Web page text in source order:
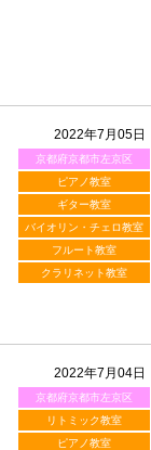
2022年7月05日
京都府京都市左京区
ピアノ教室
ギター教室
バイオリン・チェロ教室
フルート教室
クラリネット教室
2022年7月04日
京都府京都市左京区
リトミック教室
ピアノ教室